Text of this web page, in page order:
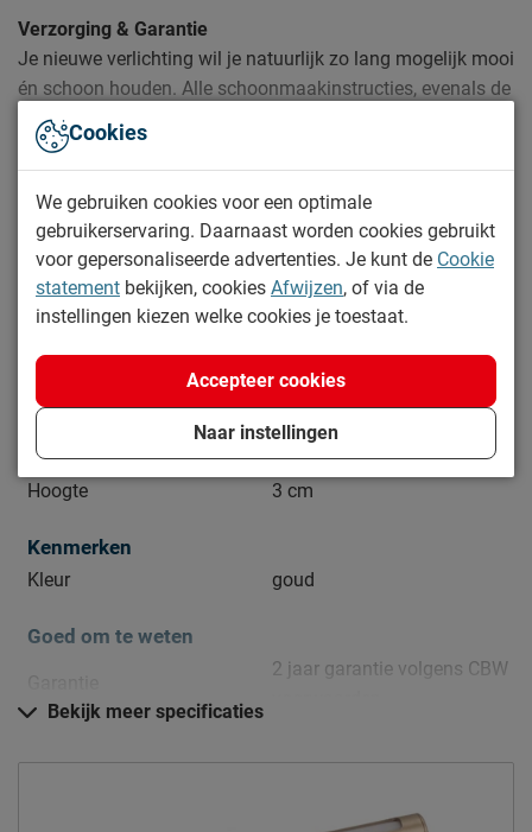
Verzorging & Garantie
Je nieuwe verlichting wil je natuurlijk zo lang mogelijk mooi
én schoon houden. Alle schoonmaakinstructies, evenals de
garantie op de verlichting, kun je terug vinden bij het kopje
‘Goed om te weten’.
Lees meer
Specificaties
Productinformatie
Artikelnummer 1076273
Breedte
Lengte
1 cm
Hoogte
3 cm
Kenmerken
Kleur goud
Goed om te weten
2 jaar garantie volgens CBW
Bekijk meer specificaties
Cookies
We gebruiken cookies voor een optimale
gebruikerservaring. Daarnaast worden cookies gebruikt
voor gepersonaliseerde advertenties. Je kunt de Cookie
statement bekijken, cookies Afwijzen, of via de
instellingen kiezen welke cookies je toestaat.
Naar instellingen
Accepteer cookies